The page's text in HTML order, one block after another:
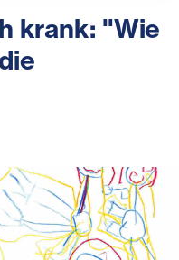
krank: "Wie